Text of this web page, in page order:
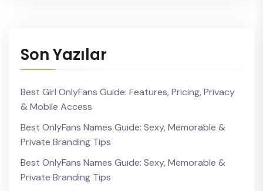
Son Yazılar
Best Girl OnlyFans Guide: Features, Pricing, Privacy
& Mobile Access
Best OnlyFans Names Guide: Sexy, Memorable &
Private Branding Tips
Best OnlyFans Names Guide: Sexy, Memorable &
Private Branding Tips